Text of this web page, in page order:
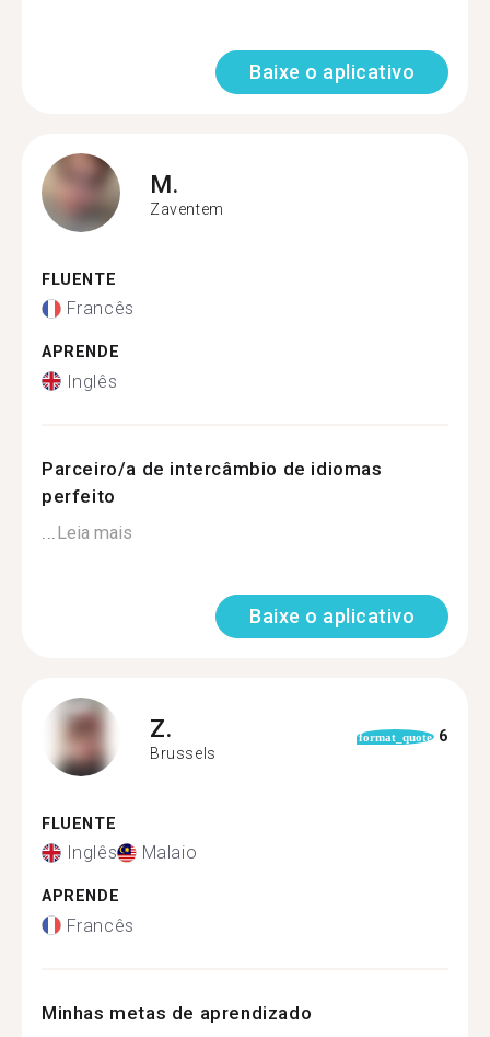
Baixe o aplicativo
M.
Zaventem
FLUENTE
Francês
APRENDE
Inglês
Parceiro/a de intercâmbio de idiomas
perfeito
Leia mais
Baixe o aplicativo
Z.
Brussels
format_quote 6
FLUENTE
Inglês Malaio
APRENDE
Francês
Minhas metas de aprendizado